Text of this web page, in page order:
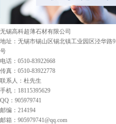
无锡高科超薄石材有限公司
地址：无锡市锡山区锡北镇工业园区泾华路9
号
电话：0510-83922668
传真：0510-83922778
联系人：杜先生
手机：18115395629
QQ：905979741
邮编：214194
邮箱：905979741@qq.com